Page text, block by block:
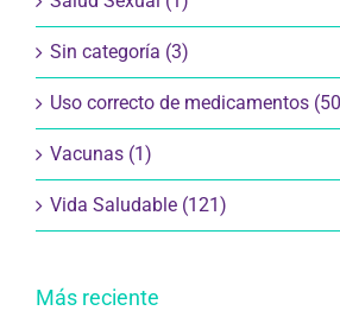
Sin categoría (3)
Uso correcto de medicamentos
Vacunas (1)
Vida Saludable (121)
Más reciente